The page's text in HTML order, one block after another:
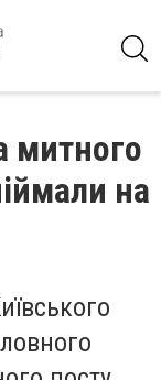
митного
на